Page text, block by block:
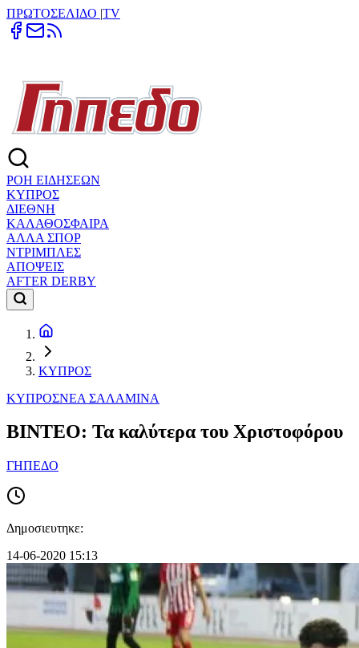
ΠΡΩΤΟΣΕΛΙΔΟ |TV
ΡΟΗ ΕΙΔΗΣΕΩΝ
ΚΥΠΡΟΣ
ΔΙΕΘΝΗ
ΚΑΛΑΘΟΣΦΑΙΡΑ
ΑΛΛΑ ΣΠΟΡ
ΝΤΡΙΜΠΛΕΣ
ΑΠΟΨΕΙΣ
AFTER DERBY
ΚΥΠΡΟΣ
ΚΥΠΡΟΣΝΕΑ ΣΑΛΑΜΙΝΑ
ΒΙΝΤΕΟ: Τα καλύτερα του Χριστοφόρου
ΓΗΠΕΔΟ
Δημοσιευτηκε:
14-06-2020 15:13